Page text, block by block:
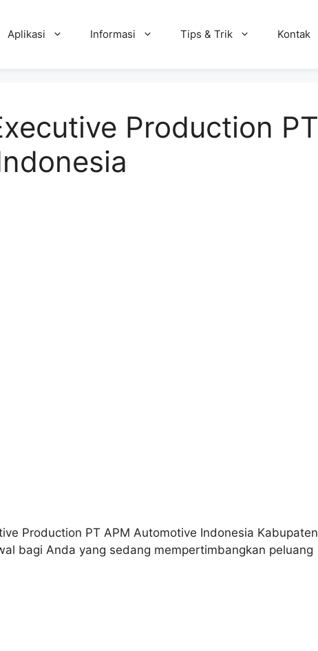
Aplikasi Informasi Tips & Trik Kontak
Production PT
Production PT APM Automotive Indonesia Kabupaten
bagi Anda yang sedang mempertimbangkan peluang